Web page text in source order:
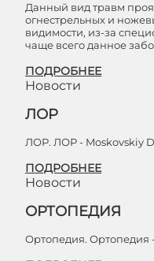
Данный вид травм
огнестрельных и
видимости, из-за
чаще всего данное
ПОДРОБНЕЕ
Новости
ЛОР
ЛОР. ЛОР - Moskovskiy
ПОДРОБНЕЕ
Новости
ОРТОПЕДИЯ
Ортопедия. Ортопедия